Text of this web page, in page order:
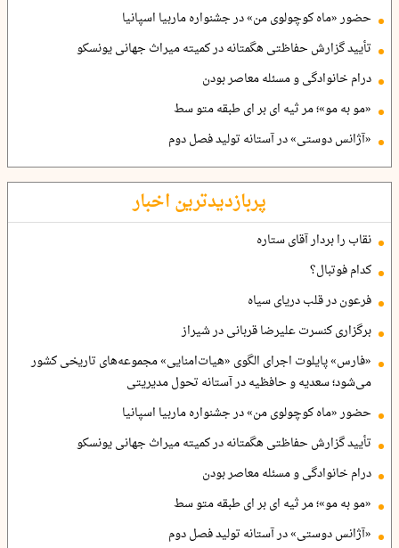
حضور «ماه کوچولوی من» در جشنواره ماربیا اسپانیا
تأیید گزارش حفاظتی هگمتانه در کمیته میراث جهانی یونسکو
درام خانوادگی و مسئله معاصر بودن
«مو به مو»؛ مر ثیه ای بر ای طبقه متو سط
«آژانس دوستی» در آستانه تولید فصل دوم
پربازدیدترین اخبار
نقاب را بردار آقای ستاره
کدام فوتبال؟
فرعون در قلب دریای سیاه
برگزاری کنسرت علیرضا قربانی در شیراز
«فارس» پایلوت اجرای الگوی «هیات‌امنایی» مجموعه‌های تاریخی کشور
می‌شود؛ سعدیه و حافظیه در آستانه تحول مدیریتی
حضور «ماه کوچولوی من» در جشنواره ماربیا اسپانیا
تأیید گزارش حفاظتی هگمتانه در کمیته میراث جهانی یونسکو
درام خانوادگی و مسئله معاصر بودن
«مو به مو»؛ مر ثیه ای بر ای طبقه متو سط
«آژانس دوستی» در آستانه تولید فصل دوم